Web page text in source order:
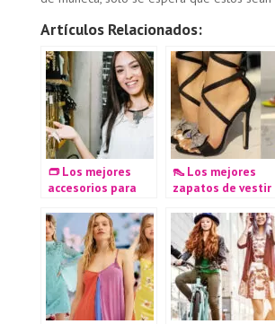
Artículos Relacionados:
👝 Los mejores
accesorios para
👠 Los mejores
zapatos de vestir